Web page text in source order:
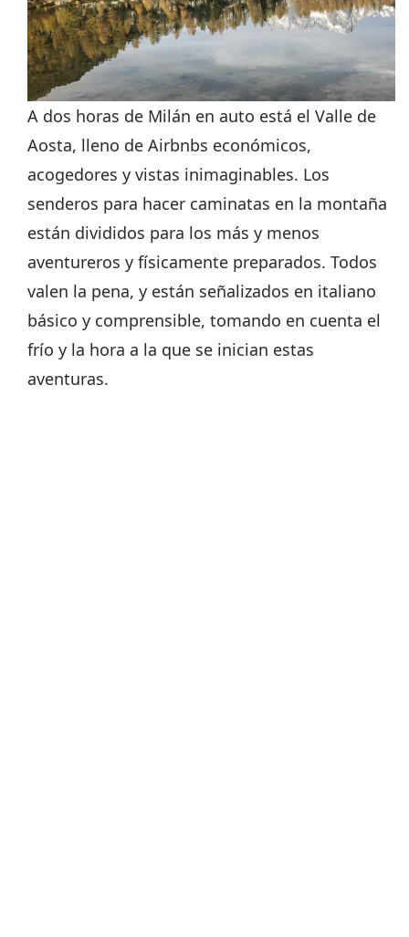
A dos horas de Milán en auto está el Valle de
Aosta, lleno de Airbnbs económicos,
acogedores y vistas inimaginables. Los
senderos para hacer caminatas en la montaña
están divididos para los más y menos
aventureros y físicamente preparados. Todos
valen la pena, y están señalizados en italiano
básico y comprensible, tomando en cuenta el
frío y la hora a la que se inician estas
aventuras.